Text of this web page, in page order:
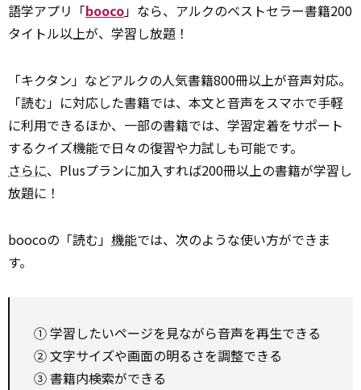
語学アプリ「booco」なら、アルクのベストセラー書籍200
タイトル以上が、学習し放題！
「キクタン」などアルクの人気書籍800冊以上が音声対応。
「読む」に対応した書籍では、本文と音声をスマホで手軽
に利用できるほか、一部の書籍では、学習定着をサポート
するクイズ機能で日々の復習や力試しも可能です。
さらに、Plusプランに加入すれば200冊以上の書籍が学習し
放題に！
boocoの「読む」 機能では、次のような使い方ができま
す。
① 学習したいページを見ながら音声を再生できる
② 文字サイズや画面の明るさを調整できる
③ 書籍内検索ができる